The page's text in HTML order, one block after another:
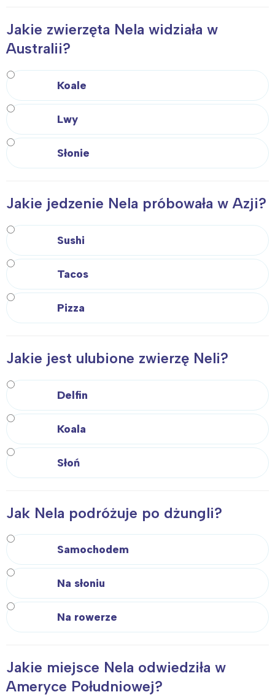
Jakie zwierzęta Nela widziała w
Australii?
Koale
Lwy
Słonie
Jakie jedzenie Nela próbowała w Azji?
Sushi
Tacos
Pizza
Jakie jest ulubione zwierzę Neli?
Delfin
Koala
Słoń
Jak Nela podróżuje po dżungli?
Samochodem
Na słoniu
Na rowerze
Jakie miejsce Nela odwiedziła w
Ameryce Południowej?
Interesują mnie wydarzenia z
tego regionu:
Warszawa
Łódź
Trójmiasto
Wrocław
Śląsk
Południe
Wszystkie
Wybieram